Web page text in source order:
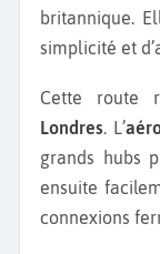
britannique.
simplicité et
Cette route
Londres. L’
grands hubs
ensuite
connexions